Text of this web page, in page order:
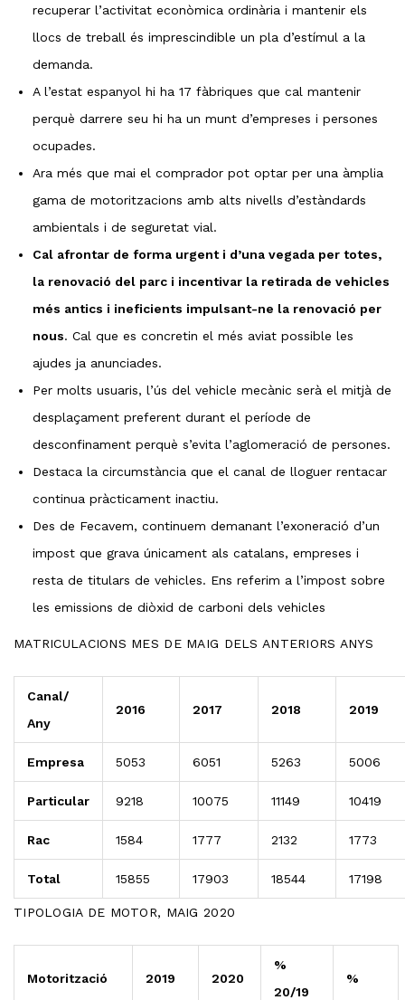
recuperar l’activitat econòmica ordinària i mantenir els
llocs de treball és imprescindible un pla d’estímul a la
demanda.
A l’estat espanyol hi ha 17 fàbriques que cal mantenir
perquè darrere seu hi ha un munt d’empreses i persones
ocupades.
Ara més que mai el comprador pot optar per una àmplia
gama de motoritzacions amb alts nivells d’estàndards
ambientals i de seguretat vial.
Cal afrontar de forma urgent i d’una vegada per totes,
la renovació del parc i incentivar la retirada de vehicles
més antics i ineficients impulsant-ne la renovació per
nous. Cal que es concretin el més aviat possible les
ajudes ja anunciades.
Per molts usuaris, l’ús del vehicle mecànic serà el mitjà de
desplaçament preferent durant el període de
desconfinament perquè s’evita l’aglomeració de persones.
Destaca la circumstància que el canal de lloguer rentacar
continua pràcticament inactiu.
Des de Fecavem, continuem demanant l’exoneració d’un
impost que grava únicament als catalans, empreses i
resta de titulars de vehicles. Ens referim a l’impost sobre
les emissions de diòxid de carboni dels vehicles
MATRICULACIONS MES DE MAIG DELS ANTERIORS ANYS
Canal/
Any
2016 2017 2018 2019
Empresa 5053 6051 5263 5006
Particular 9218 10075 11149 10419
Rac 1584 1777 2132 1773
Total 15855 17903 18544 17198
TIPOLOGIA DE MOTOR, MAIG 2020
Motorització 2019 2020
%
20/19
%